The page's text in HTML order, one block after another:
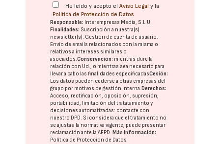
He leído y acepto elAviso Legal y la
Política de Protección de Datos
Responsable: Interempresas Media, S.L.U.
Finalidades: Suscripción a nuestra(s)
newsletter(s). Gestión de cuenta de usuario.
Envío de emails relacionados con la misma o
relativos a intereses similares o
asociados.Conservación: mientras dure la
relación con Ud., o mientras sea necesario para
llevar a cabo las finalidades especificadasCesión:
Los datos pueden cederse a otras empresas del
grupo por motivos de gestión interna. Derechos:
Acceso, rectificación, oposición, supresión,
portabilidad, limitación del tratatamiento y
decisiones automatizadas: contacte con
nuestro DPD. Si considera que el tratamiento no
se ajusta a la normativa vigente, puede presentar
reclamación ante laAEPD. Más información:
Política de Protección de Datos